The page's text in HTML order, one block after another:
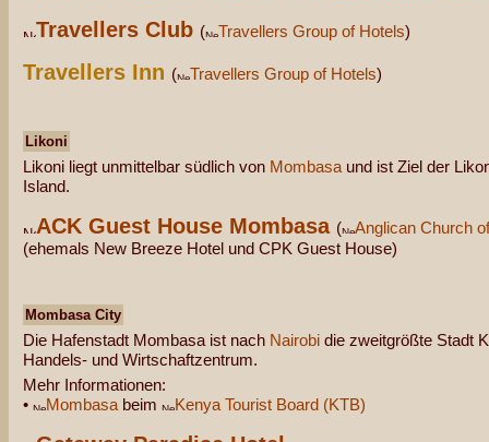
Travellers Club ( Travellers Group of Hotels)
Travellers Inn ( Travellers Group of Hotels)
Likoni
Likoni liegt unmittelbar südlich von Mombasa und ist Ziel der
Island.
ACK Guest House Mombasa (
Anglican Church
(ehemals New Breeze Hotel und CPK Guest House)
Mombasa City
Die Hafenstadt Mombasa ist nach Nairobi die zweitgrößte Stadt
Handels- und Wirtschaftzentrum.
Mehr Informationen:
•
Mombasa beim Kenya Tourist Board (KTB)